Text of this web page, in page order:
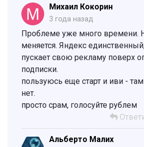
Михаил Кокорин
3 года назад
Проблеме уже много времени.
меняется. Яндекс
пускает свою рекламу поверх
подписки.
пользуюсь еще старт и иви -
нет.
просто срам, голосуйте рублем
Альберто Малих